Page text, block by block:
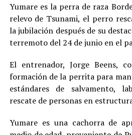
Yumare es la perra de raza
relevo de Tsunami, el perro
la jubilación después de su
terremoto del 24 de junio en el
El entrenador, Jorge Beens,
formación de la perrita para
estándares de salvamento,
rescate de personas en
Yumare es una cachorra de